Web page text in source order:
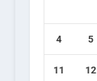
4 5
11 12